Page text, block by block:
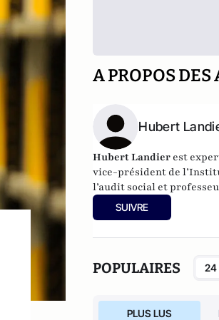
A PROPOS DES
Hubert
Hubert Landier est
vice-président de
l’audit social et
l’Académie du travail et
(Moscou).
SUIVRE
POPULAIRES 24
PLUS LUS